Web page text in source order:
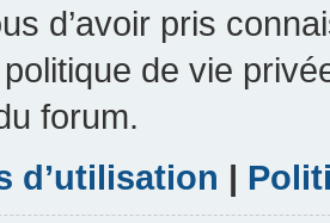
d’avoir pris
de vie
forum.
d’utilisation |